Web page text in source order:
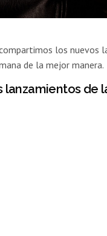
compartimos los
de la mejor manera.
lanzamientos de